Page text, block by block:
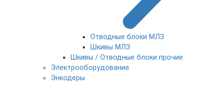
Отводные блоки МЛЗ
Шкивы МЛЗ
Шкивы / Отводные блоки прочие
Электрооборудование
Энкодеры